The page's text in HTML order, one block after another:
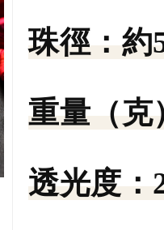
珠徑： 約
重量（克
透光度：